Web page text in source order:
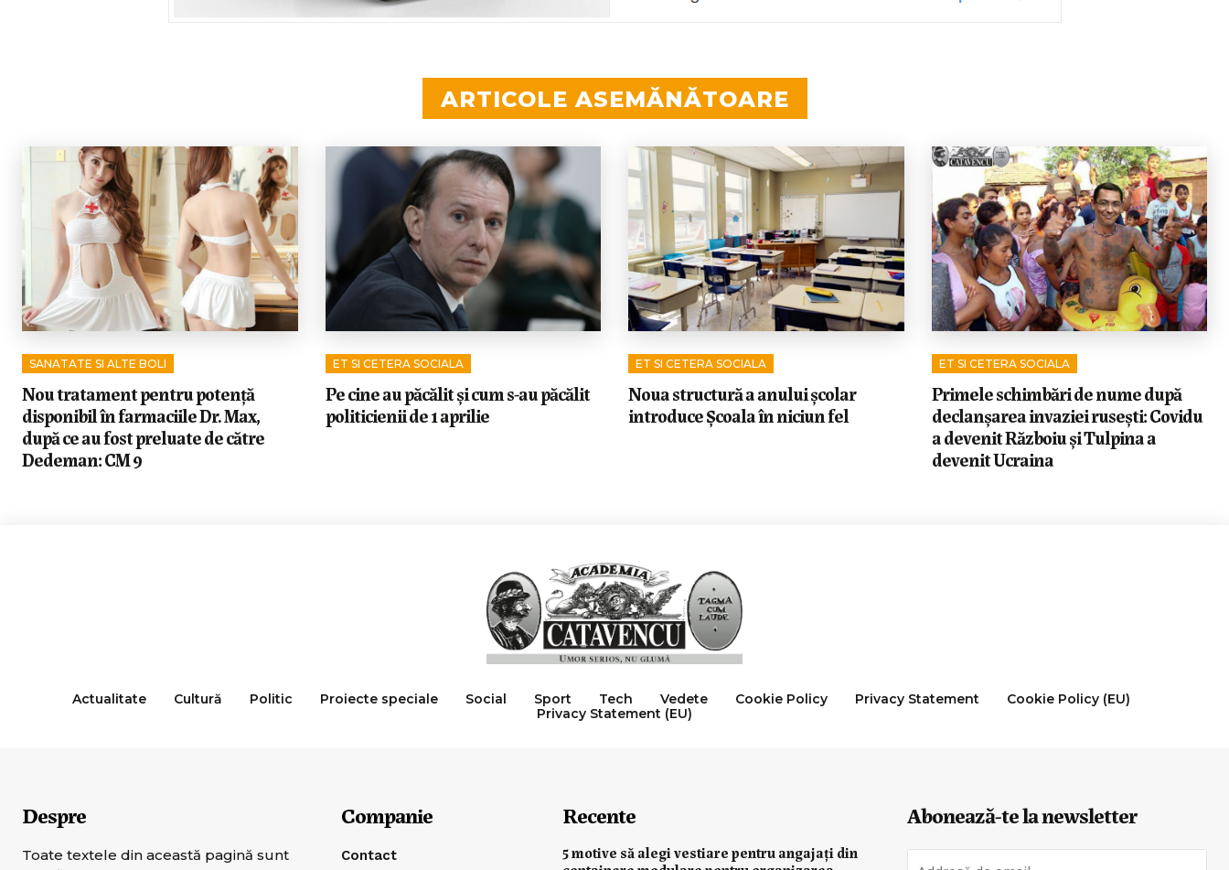
ARTICOLE ASEMĂNĂTOARE
SANATATE SI ALTE BOLI
Nou tratament pentru potență
disponibil în farmaciile Dr. Max,
după ce au fost preluate de către
Dedeman: CM 9
ET SI CETERA SOCIALA
Pe cine au păcălit și cum s-au păcălit
politicienii de 1 aprilie
ET SI CETERA SOCIALA
Noua structură a anului școlar
introduce Școala în niciun fel
ET SI CETERA SOCIALA
Primele schimbări de nume după
declanșarea invaziei rusești: Covidu
a devenit Războiu și Tulpina a
devenit Ucraina
Actualitate Cultură Politic Proiecte speciale Social Sport Tech Vedete Cookie Policy Privacy Statement
Cookie Policy (EU)
Privacy Statement (EU)
Despre
Toate textele din această pagină sunt
Companie
Contact
Recente
5 motive să alegi vestiare pentru angajați din
Abonează-te la newsletter